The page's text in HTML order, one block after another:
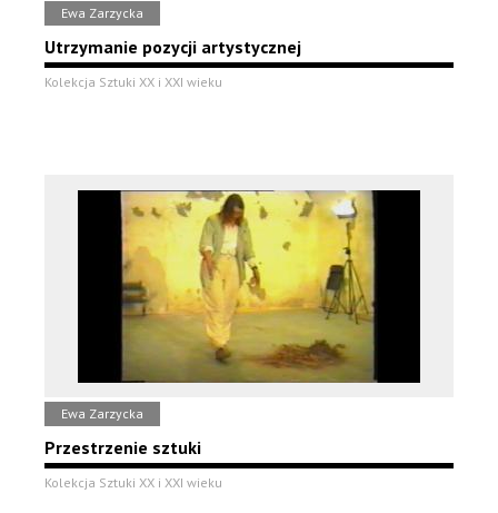
Ewa Zarzycka
Utrzymanie pozycji artystycznej
Kolekcja Sztuki XX i XXI wieku
Ewa Zarzycka
Przestrzenie sztuki
Kolekcja Sztuki XX i XXI wieku